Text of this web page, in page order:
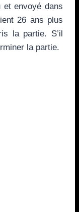
envoyé dans
26 ans plus
la partie. S’il
la partie.